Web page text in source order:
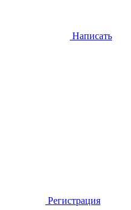
Написать
Регистрация